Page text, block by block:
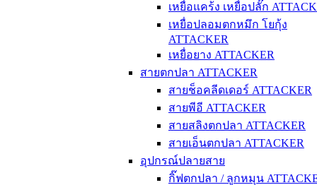
เหยื่อแคร้ง เหยื่อปลั๊ก
เหยื่อปลอมตกหมึก โยกุ้ง
ATTACKER
เหยื่อยาง ATTACKER
สายตกปลา ATTACKER
สายช็อคลีดเดอร์ ATTACKER
สายพีอี ATTACKER
สายสลิงตกปลา ATTACKER
สายเอ็นตกปลา ATTACKER
อุปกรณ์ปลายสาย
กิ๊ฟตกปลา / ลูกหมุน